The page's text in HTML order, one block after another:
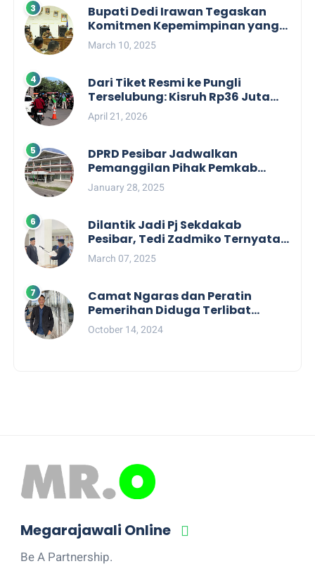
Bupati Dedi Irawan Tegaskan
Komitmen Kepemimpinan yang
Berpihak kepada Masyarakat
dalam Rapat Koordinasi OPD
March 10, 2025
Dari Tiket Resmi ke Pungli
Terselubung: Kisruh Rp36 Juta
Pengelolaan Tiket Pantai
Labuhan Jukung
April 21, 2026
DPRD Pesibar Jadwalkan
Pemanggilan Pihak Pemkab
Terkait Nasib dan Status TKD di
Tahun 2025
January 28, 2025
Dilantik Jadi Pj Sekdakab
Pesibar, Tedi Zadmiko Ternyata
Punya Rekam Jejak Gemilang
March 07, 2025
Camat Ngaras dan Peratin
Pemerihan Diduga Terlibat
Politik Praktis, Mahasiswa
Pesibar Desak Bawaslu
October 14, 2024
Megarajawali Online
Be A Partnership.